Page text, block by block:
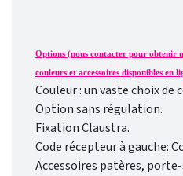
Options (nous contacter pour obtenir
couleurs et accessoires disponibles en
Couleur : un vaste choix de
Option sans régulation.
Fixation Claustra.
Code récepteur à gauche:
Accessoires patères,